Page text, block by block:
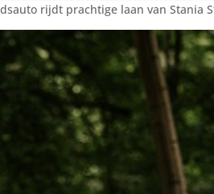
rijdt prachtige laan van Stania